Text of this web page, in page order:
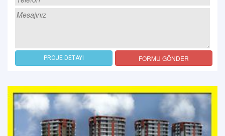
PROJE DETAYI FORMU GÖNDER